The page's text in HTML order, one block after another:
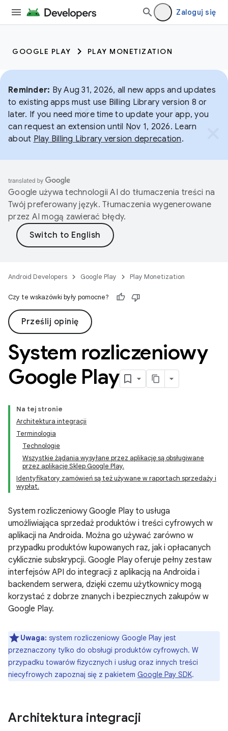
Zaloguj się
GOOGLE PLAY PLAY MONETIZATION
Reminder: By Aug 31, 2026, all new apps and updates
to existing apps must use Billing Library version 8 or
later. If you need more time to update your app, you
can request an extension until Nov 1, 2026. Learn
about Play Billing Library version deprecation.
Google używa technologii AI do tłumaczenia treści na
Twój preferowany język. Tłumaczenia wygenerowane
przez AI mogą zawierać błędy.
Android Developers Google Play Play Monetization
Czy te wskazówki były pomocne?
Prześlij opinię
System rozliczeniowy
Google Play
Na tej stronie
Architektura integracji
Terminologia
Technologie
Wszystkie żądania wysyłane przez aplikację są obsługiwane
przez aplikację Sklep Google Play.
Identyfikatory zamówień są też używane w raportach sprzedaży i
wypłat.
System rozliczeniowy Google Play to usługa
umożliwiająca sprzedaż produktów i treści cyfrowych w
aplikacji na Androida. Można go używać zarówno w
przypadku produktów kupowanych raz, jak i opłacanych
cyklicznie subskrypcji. Google Play oferuje pełny zestaw
interfejsów API do integracji z aplikacją na Androida i
backendem serwera, dzięki czemu użytkownicy mogą
korzystać z dobrze znanych i bezpiecznych zakupów w
Google Play.
Uwaga: system rozliczeniowy Google Play jest
przeznaczony tylko do obsługi produktów cyfrowych. W
przypadku towarów fizycznych i usług oraz innych treści
niecyfrowych zapoznaj się z pakietem Google Pay SDK.
Architektura integracji